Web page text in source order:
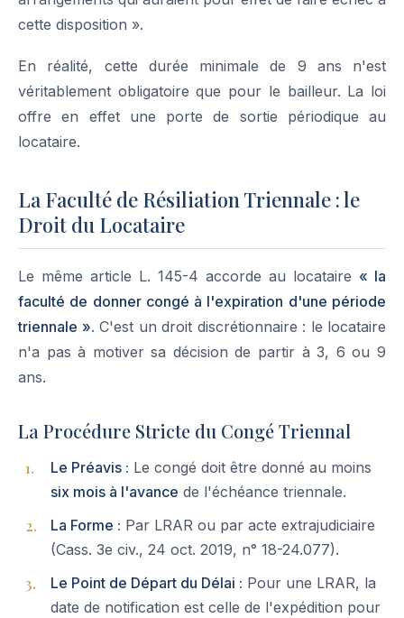
cette disposition ».
En réalité, cette durée minimale de 9 ans n'est
véritablement obligatoire que pour le bailleur. La loi
offre en effet une porte de sortie périodique au
locataire.
La Faculté de Résiliation Triennale : le
Droit du Locataire
Le même article L. 145-4 accorde au locataire « la
faculté de donner congé à l'expiration d'une période
triennale ». C'est un droit discrétionnaire : le locataire
n'a pas à motiver sa décision de partir à 3, 6 ou 9
ans.
La Procédure Stricte du Congé Triennal
Le Préavis : Le congé doit être donné au moins
six mois à l'avance de l'échéance triennale.
La Forme : Par LRAR ou par acte extrajudiciaire
(Cass. 3e civ., 24 oct. 2019, n° 18-24.077).
Le Point de Départ du Délai : Pour une LRAR, la
date de notification est celle de l'expédition pour